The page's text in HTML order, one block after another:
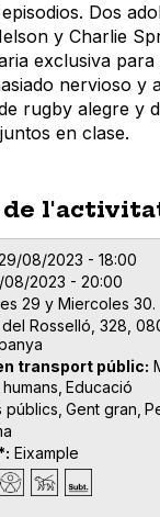
Dos
y Charlie
exclusiva
nervioso y
rugby alegre y
en clase.
08/2023 - 18:00
08/2023 - 20:00
29 y Miercoles 30.
Rosselló, 328,
transport públic
Educació
públics Gent gran
Eixample